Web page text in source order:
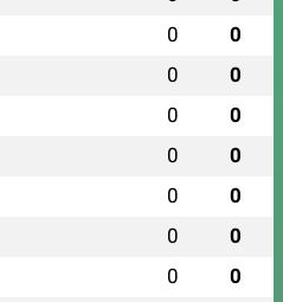
0 0
0 0
0 0
0 0
0 0
0 0
0 0